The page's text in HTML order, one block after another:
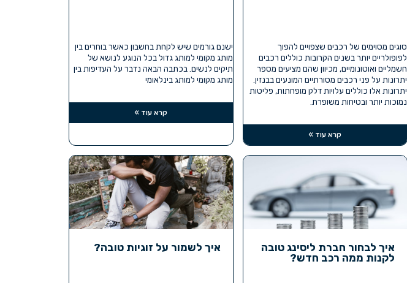
סוגים מסוימים של רכבים שצפויים להפוך
לפופולריים יותר בשנים הקרובות כוללים רכבים
חשמליים ואוטונומיים, מכיוון שהם מציעים מספר
יתרונות על פני רכבים מסורתיים המונעים בבנזין.
יתרונות אלו כוללים עלויות דלק מופחתות, פליטות
נמוכות יותר ובטיחות משופרת.
קרא עוד »
ישנם גורמים שיש לקחת בחשבון כאשר בוחרים בין
מותג מקומי למותג גדול בכל הנוגע לנושא של
תיקים לנשים. בכתבה הבאה נדבר על העדיפות בין
מותג מקומי למותג בינלאומי
קרא עוד »
איך לבחור חברת ליסינג טובה
לקנות ממה רכב חדש?
איך לשמור על זוגיות טובה?